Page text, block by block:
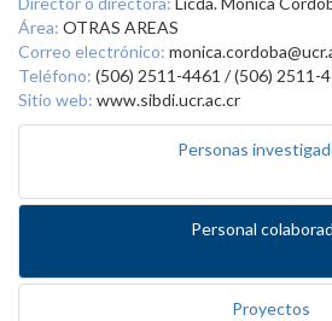
Área: OTRAS AREAS
Correo electrónico:
Teléfono: (506) 2511-4461 / (506) 2511-
Sitio web: www.sibdi.ucr.ac.cr
Personas
Personal
Proyectos